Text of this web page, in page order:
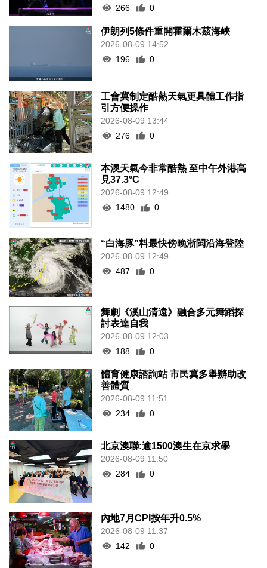
266 0
伊朗列5條件重開霍爾木茲海峽
2026-08-09 14:52
196
0
工會冀制定酷熱天氣更具體工作指
引方便操作
2026-08-09 13:44
276
0
本澳天氣今非常酷熱 至中午外港高
見37.3°C
2026-08-09 12:49
1480
0
“白海豚”料最快傍晚浙閩沿海登陸
2026-08-09 12:49
487
0
舞劇《溪山清遠》融合多元舞蹈探
討表達自我
2026-08-09 12:03
188
0
體育健康諮詢站 市民冀多舉辦助改
善體質
2026-08-09 11:51
234
0
北京澳聯:逾1500澳生在京求學
2026-08-09 11:50
284
0
內地7月CPI按年升0.5%
2026-08-09 11:37
142
0